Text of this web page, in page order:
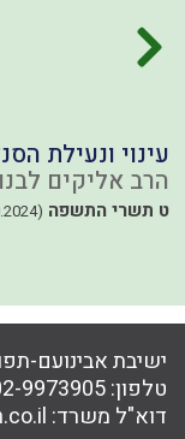
עינוי ונעילת
הרב אליקים
ט תשרי התשפה (11.10.2024)
ישיבת אבינועם-
טלפון:9973905
דוא"ל משרד: